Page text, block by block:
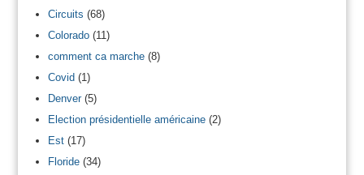
Circuits (68)
Colorado(11)
comment ca marche(8)
Covid(1)
Denver(5)
Election présidentielle américaine(2)
Est(17)
Floride(34)